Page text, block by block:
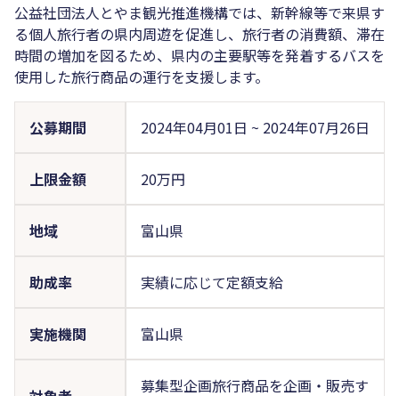
公益社団法人とやま観光推進機構では、新幹線等で来県す
る個人旅行者の県内周遊を促進し、旅行者の消費額、滞在
時間の増加を図るため、県内の主要駅等を発着するバスを
使用した旅行商品の運行を支援します。
公募期間 2024年04月01日 ~ 2024年07月26日
上限金額 20万円
地域 富山県
助成率 実績に応じて定額支給
実施機関 富山県
募集型企画旅行商品を企画・販売す